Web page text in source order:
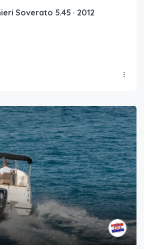
Soverato 5.45 · 2012